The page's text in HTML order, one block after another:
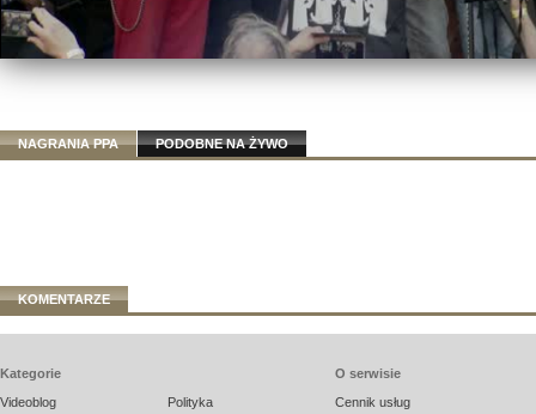
NAGRANIA PPA PODOBNE NA ŻYWO
KOMENTARZE
Kategorie
Videoblog
Polityka
O serwisie
Cennik usług